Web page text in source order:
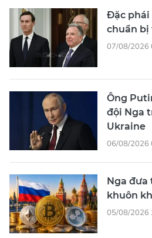
Đặc phái
chuẩn bị
07/08/2026
Ông
đội Nga
Ukraine
06/08/2026
Nga đưa
khuôn
05/08/2026